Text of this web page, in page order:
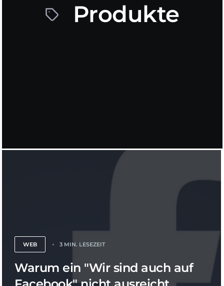
Produkte
WEB 3 MIN. LESEZEIT
Warum ein "Wir sind auch auf